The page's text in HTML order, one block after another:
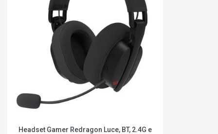
Headset Gamer Redragon Luce, BT, 2.4G e